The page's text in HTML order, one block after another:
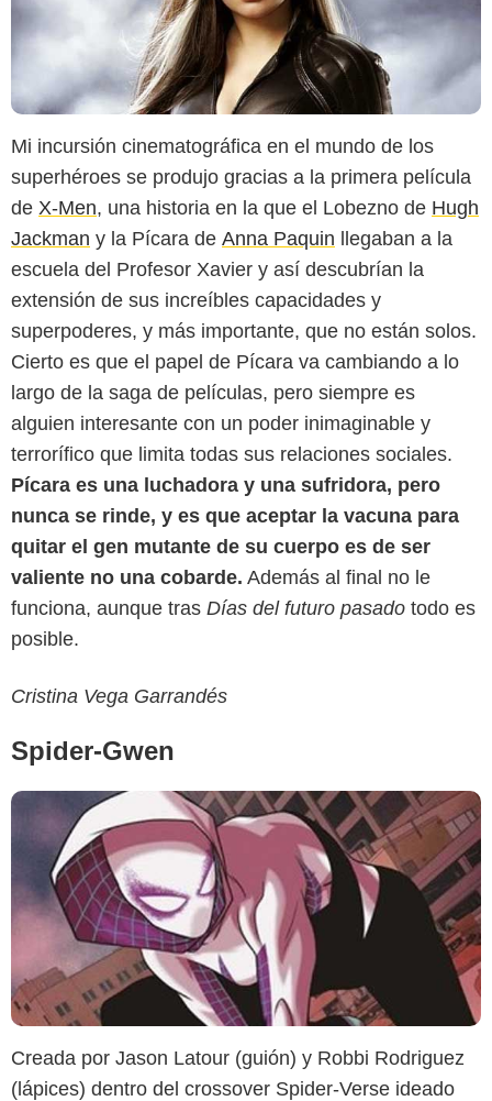
Mi incursión cinematográfica en el mundo de los
superhéroes se produjo gracias a la primera película
de X-Men, una historia en la que el Lobezno de Hugh
Jackman y la Pícara de Anna Paquin llegaban a la
escuela del Profesor Xavier y así descubrían la
extensión de sus increíbles capacidades y
superpoderes, y más importante, que no están solos.
Cierto es que el papel de Pícara va cambiando a lo
largo de la saga de películas, pero siempre es
alguien interesante con un poder inimaginable y
terrorífico que limita todas sus relaciones sociales.
Pícara es una luchadora y una sufridora, pero
nunca se rinde, y es que aceptar la vacuna para
quitar el gen mutante de su cuerpo es de ser
valiente no una cobarde. Además al final no le
funciona, aunque tras Días del futuro pasado todo es
posible.
Cristina Vega Garrandés
Spider-Gwen
Creada por Jason Latour (guión) y Robbi Rodriguez
(lápices) dentro del crossover Spider-Verse ideado